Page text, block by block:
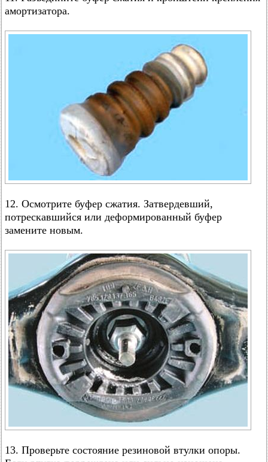
амортизатора.
12. Осмотрите буфер сжатия. Затвердевший,
потрескавшийся или деформированный буфер
замените новым.
13. Проверьте состояние резиновой втулки опоры.